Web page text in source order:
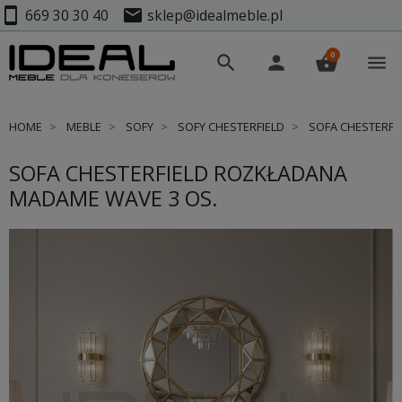
smartphone 669 30 30 40 mail sklep@idealmeble.pl
search person shopping_basket
0 menu
HOME MEBLE SOFY SOFY CHESTERFIELD SOFA
SOFA CHESTERFIELD ROZKŁADANA
MADAME WAVE 3 OS.